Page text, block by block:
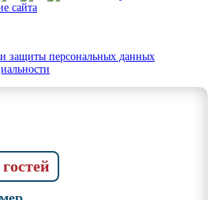
сайта
защиты персональных данных